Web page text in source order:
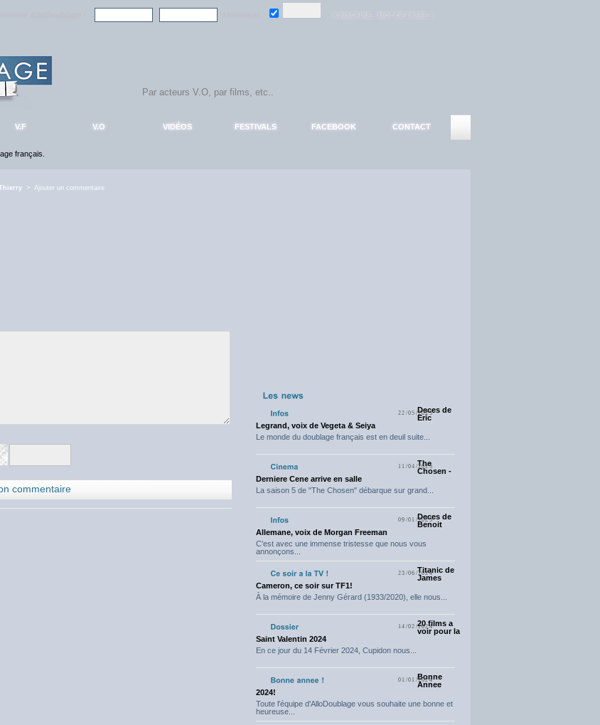
V.F V.O VIDÉOS FESTIVALS FACEBOOK CONTACT
français.
> Ajouter un commentaire
22/05/2025Deces de
Eric
Legrand, voix de Vegeta & Seiya
Le monde du doublage français est en deuil suite...
11/04/2025
The
Chosen -
Derniere Cene arrive en salle
La saison 5 de "The Chosen" débarque sur grand...
09/01/2025Deces de
Benoit
Allemane, voix de Morgan Freeman
C'est avec une immense tristesse que nous vous
annonçons...
23/06/2024Titanic de
James
Cameron, ce soir sur TF1!
À la mémoire de Jenny Gérard (1933/2020), elle nous...
14/02/202420 films a
voir pour la
Saint Valentin 2024
En ce jour du 14 Février 2024, Cupidon nous...
01/01/2024
Bonne
Annee
2024!
Toute l'équipe d'AlloDoublage vous souhaite une bonne et
heureuse...